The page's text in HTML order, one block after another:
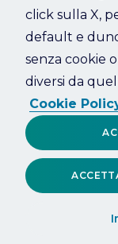
click sulla X,
default e
senza cookie
diversi da
Cookie